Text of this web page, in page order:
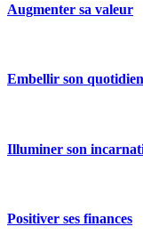
Augmenter sa valeur
Embellir son quotidien
Illuminer son
Positiver ses finances